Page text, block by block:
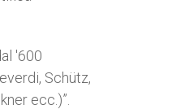
'600
Schütz,
ecc.)”.